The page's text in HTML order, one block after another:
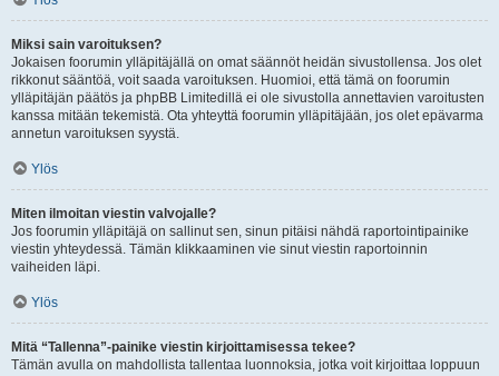
Miksi sain varoituksen?
Jokaisen foorumin ylläpitäjällä on omat säännöt heidän sivustollensa. Jos olet
rikkonut sääntöä, voit saada varoituksen. Huomioi, että tämä on foorumin
ylläpitäjän päätös ja phpBB Limitedillä ei ole sivustolla annettavien varoitusten
kanssa mitään tekemistä. Ota yhteyttä foorumin ylläpitäjään, jos olet epävarma
annetun varoituksen syystä.
Ylös
Miten ilmoitan viestin valvojalle?
Jos foorumin ylläpitäjä on sallinut sen, sinun pitäisi nähdä raportointipainike
viestin yhteydessä. Tämän klikkaaminen vie sinut viestin raportoinnin
vaiheiden läpi.
Ylös
Mitä “Tallenna”-painike viestin kirjoittamisessa tekee?
Tämän avulla on mahdollista tallentaa luonnoksia, jotka voit kirjoittaa loppuun